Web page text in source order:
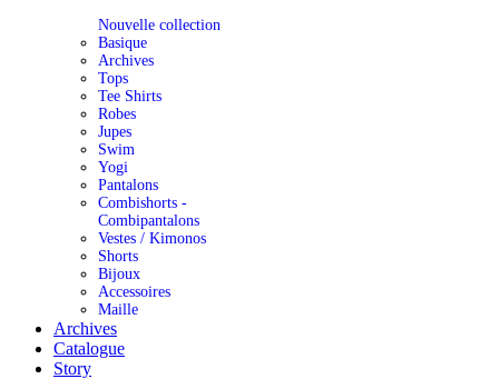
Nouvelle collection
Basique
Archives
Tops
Tee Shirts
Robes
Jupes
Swim
Yogi
Pantalons
Combishorts -
Combipantalons
Vestes / Kimonos
Shorts
Bijoux
Accessoires
Maille
Archives
Catalogue
Story